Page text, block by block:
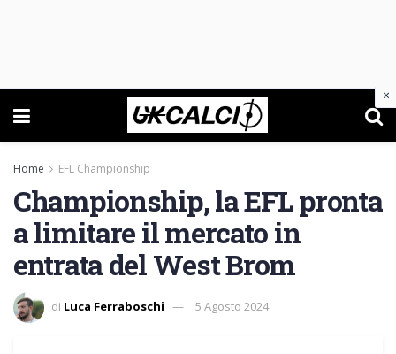
Home EFL Championship
Championship, la EFL pronta
a limitare il mercato in
entrata del West Brom
di Luca Ferraboschi 5 Agosto 2024
×